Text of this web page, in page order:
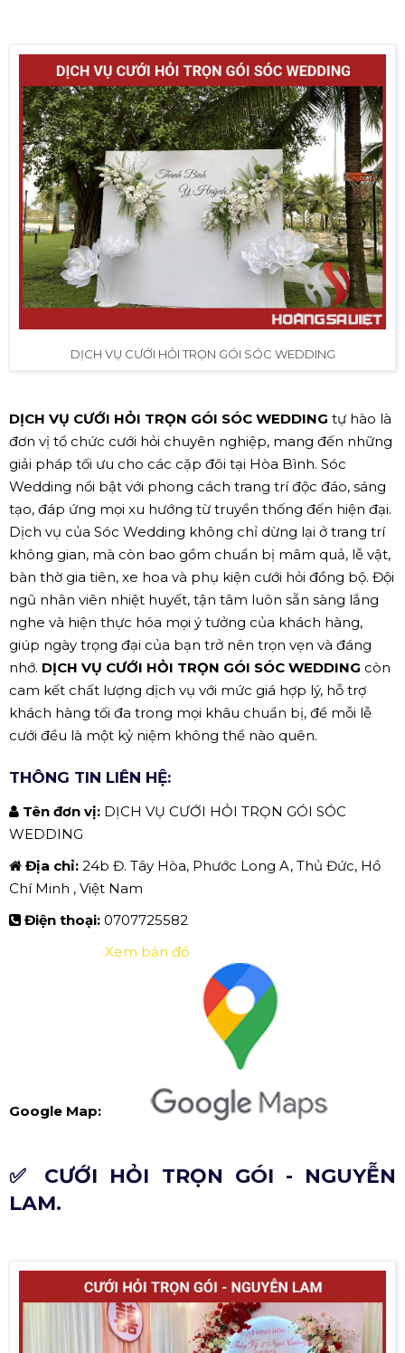
DỊCH VỤ CƯỚI HỎI TRỌN GÓI SÓC WEDDING
DỊCH VỤ CƯỚI HỎI TRỌN GÓI SÓC WEDDING tự hào là
đơn vị tổ chức cưới hỏi chuyên nghiệp, mang đến những
giải pháp tối ưu cho các cặp đôi tại Hòa Bình. Sóc
Wedding nổi bật với phong cách trang trí độc đáo, sáng
tạo, đáp ứng mọi xu hướng từ truyền thống đến hiện đại.
Dịch vụ của Sóc Wedding không chỉ dừng lại ở trang trí
không gian, mà còn bao gồm chuẩn bị mâm quả, lễ vật,
bàn thờ gia tiên, xe hoa và phụ kiện cưới hỏi đồng bộ. Đội
ngũ nhân viên nhiệt huyết, tận tâm luôn sẵn sàng lắng
nghe và hiện thực hóa mọi ý tưởng của khách hàng,
giúp ngày trọng đại của bạn trở nên trọn vẹn và đáng
nhớ. DỊCH VỤ CƯỚI HỎI TRỌN GÓI SÓC WEDDING còn
cam kết chất lượng dịch vụ với mức giá hợp lý, hỗ trợ
khách hàng tối đa trong mọi khâu chuẩn bị, để mỗi lễ
cưới đều là một kỷ niệm không thể nào quên.
THÔNG TIN LIÊN HỆ:
Tên đơn vị: DỊCH VỤ CƯỚI HỎI TRỌN GÓI SÓC
WEDDING
Địa chỉ: 24b Đ. Tây Hòa, Phước Long A, Thủ Đức, Hồ
Chí Minh , Việt Nam
Điện thoại: 0707725582
Google Map:
Xem bản đồ
✅ CƯỚI HỎI TRỌN GÓI - NGUYỄN
LAM.